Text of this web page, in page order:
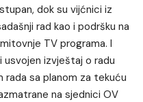
dok su vijćnici iz
rad kao i podršku na
TV programa. I
usvojen izvještaj o radu
rada sa planom za tekuću
na sjednici OV